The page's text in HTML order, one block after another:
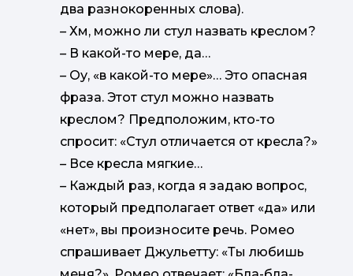
два разнокоренных слова).
– Хм, можно ли стул назвать креслом?
– В какой-то мере, да…
– Оу, «в какой-то мере»… Это опасная
фраза. Этот стул можно назвать
креслом? Предположим, кто-то
спросит: «Стул отличается от кресла?»
– Все кресла мягкие…
– Каждый раз, когда я задаю вопрос,
который предполагает ответ «да» или
«нет», вы произносите речь. Ромео
спрашивает Джульетту: «Ты любишь